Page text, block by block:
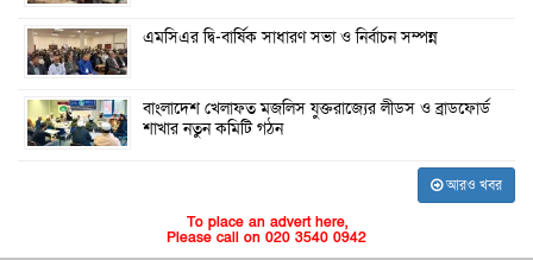
এমসিএর দ্বি-বার্ষিক সাধারণ সভা ও নির্বাচন সম্পন্ন
বাংলাদেশ খেলাফত মজলিস যুক্তরাজ্যের লীডস ও ব্রাডফোর্ড
শাখার নতুন কমিটি গঠন
আরও খবর
To place an advert here,
Please call on 020 3540 0942